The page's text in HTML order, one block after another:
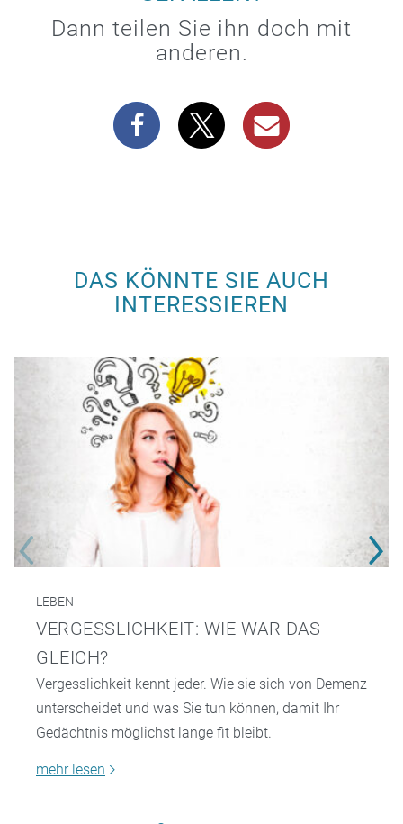
Dann teilen Sie ihn doch mit
anderen.
DAS KÖNNTE SIE AUCH
INTERESSIEREN
LEBEN
VERGESSLICHKEIT: WIE WAR DAS
GLEICH?
Vergesslichkeit kennt jeder. Wie sie sich von Demenz
unterscheidet und was Sie tun können, damit Ihr
Gedächtnis möglichst lange fit bleibt.
mehr lesen